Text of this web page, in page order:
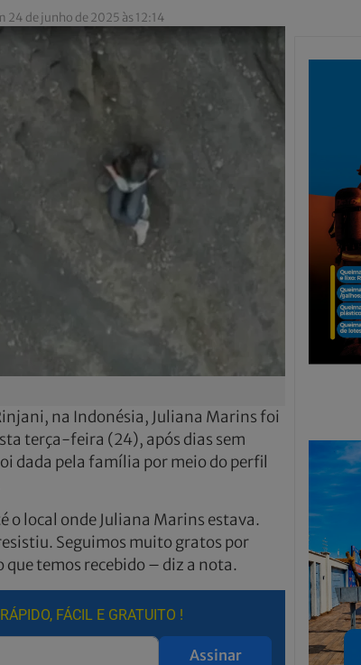
24 de junho de 2025 às 12:14
na Indonésia, Juliana Marins foi
terça-feira (24), após dias sem
dada pela família por meio do perfil
o local onde Juliana Marins estava.
Seguimos muito gratos por
que temos recebido – diz a nota.
FÁCIL E GRATUITO !
Assinar